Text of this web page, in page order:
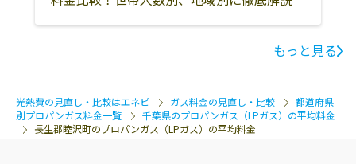
もっと見る
光熱費の見直し・比較はエネピ ガス料金の見直し・比較
都道府県
別プロパンガス料金一覧
千葉県のプロパンガス（LPガス）の平均料金
長生郡睦沢町のプロパンガス（LPガス）の平均料金